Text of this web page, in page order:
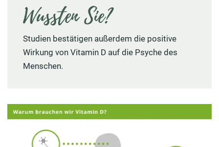
Wussten Sie?
Studien bestätigen außerdem die positive
Wirkung von Vitamin D auf die Psyche des
Menschen.